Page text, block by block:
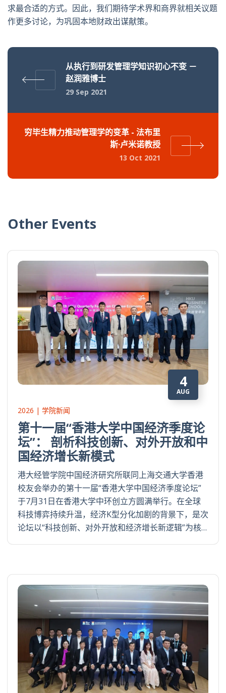
求最合适的方式。因此，我们期待学术界和商界就相关议题
作更多讨论，为巩固本地财政出谋献策。
从执行到研发管理学知识初心不变 －
赵润雅博士
29 Sep 2021
穷毕生精力推动管理学的变革 - 法布里
斯·卢米诺教授
13 Oct 2021
Other Events
4
AUG
2026 | 学院新闻
第十一届“香港大学中国经济季度论
坛”： 剖析科技创新、对外开放和中
国经济增长新模式
港大经管学院中国经济研究所联同上海交通大学香港
校友会举办的第十一届“香港大学中国经济季度论坛”
于7月31日在香港大学中环创立方圆满举行。在全球
科技博弈持续升温，经济K型分化加剧的背景下，是次
论坛以“科技创新、对外开放和经济增长新逻辑”为核…